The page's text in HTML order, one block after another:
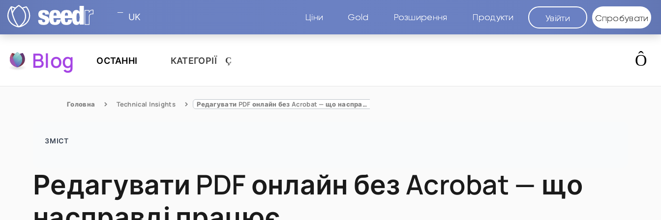
UK Ціни Gold Розширення Продукти Увійти Спробувати
Blog ОСТАННІ КАТЕГОРІЇ
Головна Technical Insights Редагувати PDF онлайн без Acrobat — що насправді працює
ЗМІСТ
Редагувати PDF онлайн без Acrobat — що